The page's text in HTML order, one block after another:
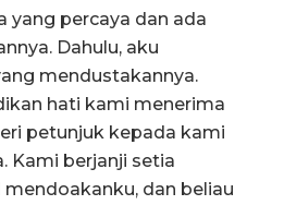
yang percaya dan ada
Dahulu, aku
mendustakannya.
hati kami menerima
petunjuk kepada kami
Kami berjanji setia
mendoakanku, dan beliau